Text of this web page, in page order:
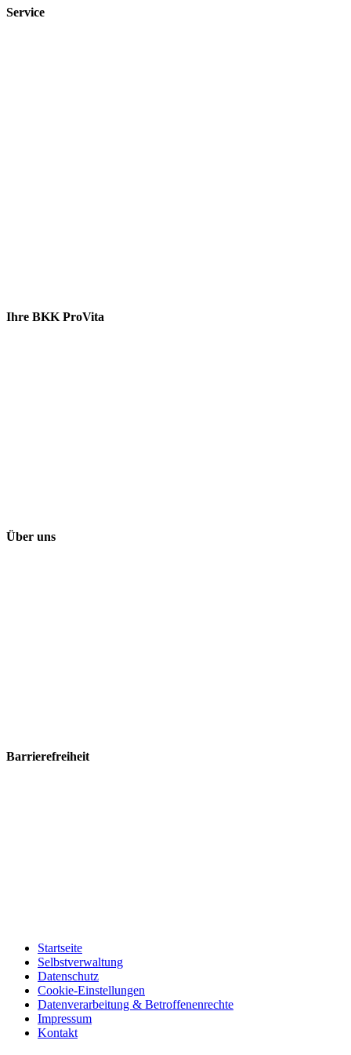
Service
Ihre BKK ProVita
Über uns
Barrierefreiheit
Startseite
Selbstverwaltung
Datenschutz
Cookie-Einstellungen
Datenverarbeitung & Betroffenenrechte
Impressum
Kontakt